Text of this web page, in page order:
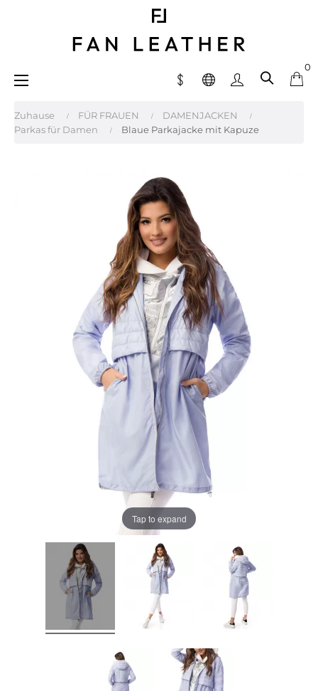
0
Umschalten
Navigation
☰
Zuhause FÜR FRAUEN
DAMENJACKEN
Parkas für Damen
Blaue Parkajacke mit Kapuze
Tap to expand